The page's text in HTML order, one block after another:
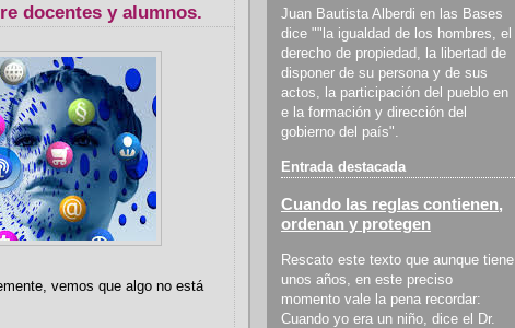
docentes y alumnos.
vemos que algo no está
Juan Bautista Alberdi en las Bases
dice ""la igualdad de los hombres, el
derecho de propiedad, la libertad de
disponer de su persona y de sus
actos, la participación del pueblo en
e la formación y dirección del
gobierno del país".
Entrada destacada
Cuando las reglas contienen,
ordenan y protegen
Rescato este texto que aunque tiene
unos años, en este preciso
momento vale la pena recordar:
Cuando yo era un niño, dice el Dr.